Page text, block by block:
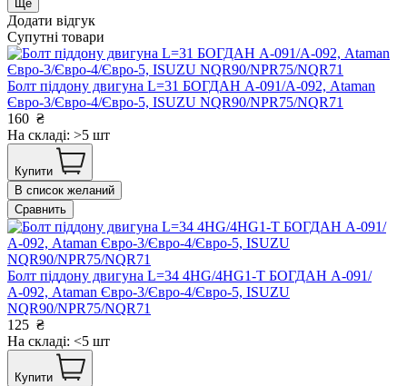
Ще
Додати відгук
Супутні товари
Болт піддону двигуна L=31 БОГДАН А-091/А-092, Ataman
Євро-3/Євро-4/Євро-5, ISUZU NQR90/NPR75/NQR71
160 ₴
На складі: >5 шт
Купити
В список желаний
Сравнить
Болт піддону двигуна L=34 4HG/4HG1-T БОГДАН А-091/
А-092, Ataman Євро-3/Євро-4/Євро-5, ISUZU
NQR90/NPR75/NQR71
125 ₴
На складі: <5 шт
Купити